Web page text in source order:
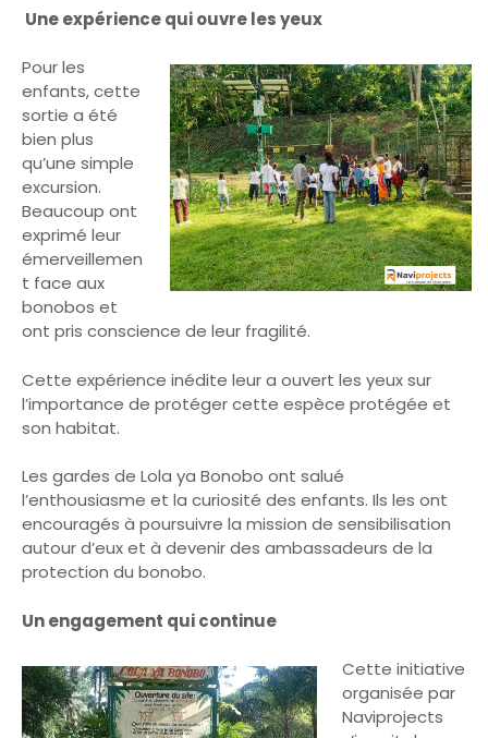
Une expérience qui ouvre les yeux
Pour les
enfants, cette
sortie a été
bien plus
qu’une simple
excursion.
Beaucoup ont
exprimé leur
émerveillemen
t face aux
bonobos et
ont pris conscience de leur fragilité.
Cette expérience inédite leur a ouvert les yeux sur
l’importance de protéger cette espèce protégée et
son habitat.
Les gardes de Lola ya Bonobo ont salué
l’enthousiasme et la curiosité des enfants. Ils les ont
encouragés à poursuivre la mission de sensibilisation
autour d’eux et à devenir des ambassadeurs de la
protection du bonobo.
Un engagement qui continue
Cette initiative
organisée par
Naviprojects